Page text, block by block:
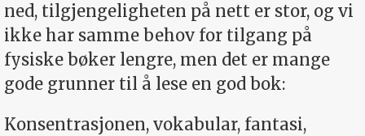
ned, tilgjengeligheten på nett er stor, og vi
ikke har samme behov for tilgang på
fysiske bøker lengre, men det er mange
gode grunner til å lese en god bok:
Konsentrasjonen, vokabular, fantasi,